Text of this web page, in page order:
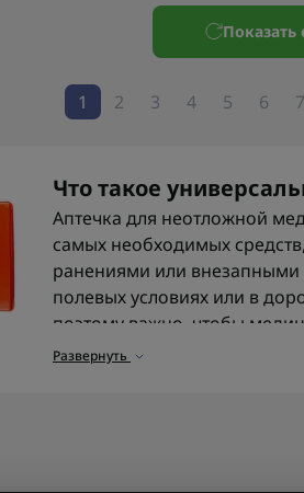
Показать
1 2 3 4 5 6 7
Что такое
Аптечка для неотложной
самых необходимых
ранениями или
полевых условиях или в
поэтому важно, чтобы
удобной в использовании. В
Развернуть